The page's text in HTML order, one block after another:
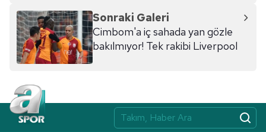
Sonraki Galeri
Cimbom'a iç sahada yan gözle
bakılmıyor! Tek rakibi Liverpool